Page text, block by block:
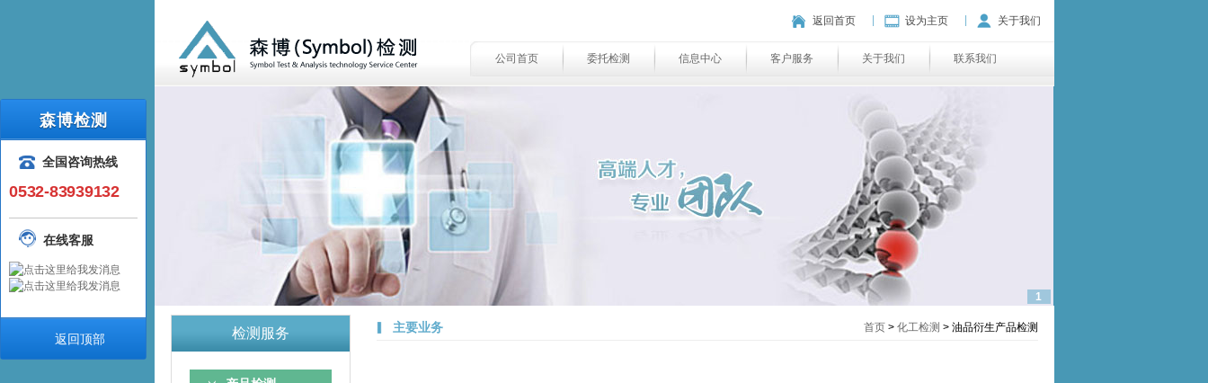
返回首页 设为主页 关于我们
公司首页 委托检测 信息中心 客户服务 关于我们 联系我们
1
检测服务 首页> 化工检测 > 油品衍生产品检测
主要业务
森博检测
全国咨询热线
0532-83939132
在线客服
返回顶部